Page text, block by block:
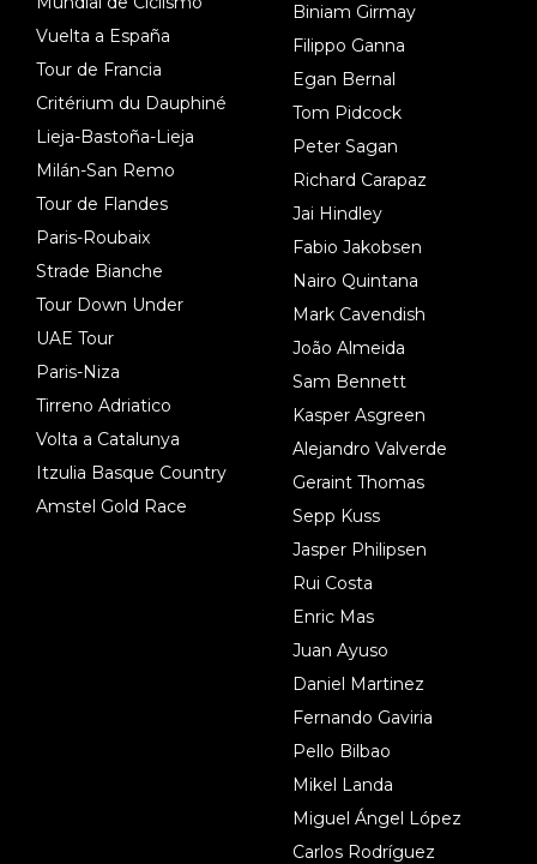
Vuelta a España
Tour de Francia
Critérium du Dauphiné
Lieja-Bastoña-Lieja
Milán-San Remo
Tour de Flandes
Paris-Roubaix
Strade Bianche
Tour Down Under
UAE Tour
Paris-Niza
Tirreno Adriatico
Volta a Catalunya
Itzulia Basque Country
Amstel Gold Race
Biniam Girmay
Filippo Ganna
Egan Bernal
Tom Pidcock
Peter Sagan
Richard Carapaz
Jai Hindley
Fabio Jakobsen
Nairo Quintana
Mark Cavendish
João Almeida
Sam Bennett
Kasper Asgreen
Alejandro Valverde
Geraint Thomas
Sepp Kuss
Jasper Philipsen
Rui Costa
Enric Mas
Juan Ayuso
Daniel Martinez
Fernando Gaviria
Pello Bilbao
Mikel Landa
Miguel Ángel López
Carlos Rodríguez